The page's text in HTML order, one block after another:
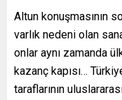
Altun konuşmasının
varlık nedeni olan
onlar aynı zamanda
kazanç kapısı…
taraflarının